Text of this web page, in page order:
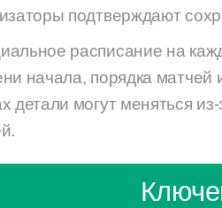
подтверждают
расписание на
начала, порядка
детали могут меняться